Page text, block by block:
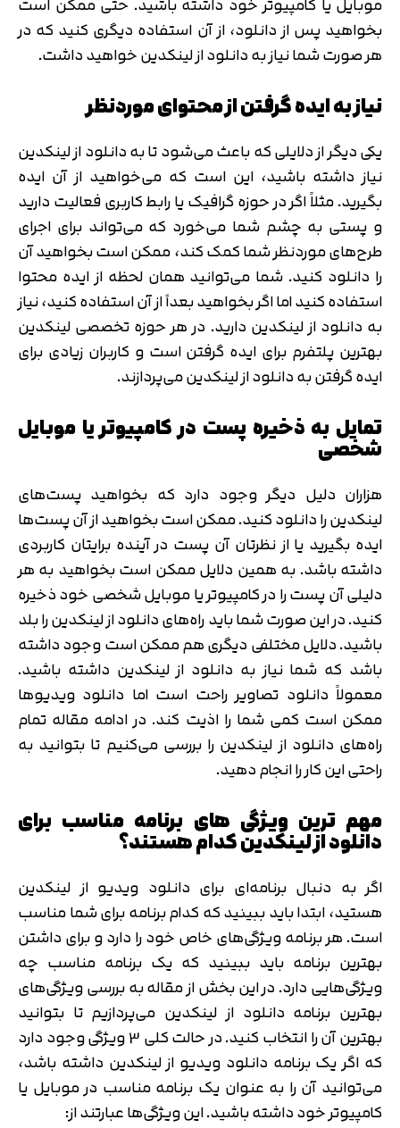
بخواهید پس از دانلود، از آن استفاده دیگری کنید که در
هر صورت شما نیاز به دانلود از لینکدین خواهید داشت.
نیاز به ایده گرفتن از محتوای موردنظر
یکی دیگر از دلایلی که باعث می‌شود تا به دانلود از لینکدین
نیاز داشته باشید، این است که می‌خواهید از آن ایده
بگیرید. مثلاً اگر در حوزه گرافیک یا رابط کاربری فعالیت دارید
و پستی به چشم شما می‌خورد که می‌تواند برای اجرای
طرح‌های موردنظر شما کمک کند، ممکن است بخواهید آن
را دانلود کنید. شما می‌توانید همان لحظه از ایده محتوا
استفاده کنید اما اگر بخواهید بعداً از آن استفاده کنید، نیاز
به دانلود از لینکدین دارید. در هر حوزه‌ تخصصی لینکدین
بهترین پلتفرم برای ایده گرفتن است و کاربران زیادی برای
ایده گرفتن به دانلود از لینکدین می‌پردازند.
تمایل به ذخیره پست در کامپیوتر یا موبایل
شخصی
هزاران دلیل دیگر وجود دارد که بخواهید پست‌های
لینکدین را دانلود کنید. ممکن است بخواهید از آن پست‌ها
ایده بگیرید یا از نظرتان آن پست در آینده برایتان کاربردی
داشته باشد. به همین دلایل ممکن است بخواهید به هر
دلیلی آن پست را در کامپیوتر یا موبایل شخصی خود ذخیره
کنید. در این صورت شما باید راه‌های دانلود از لینکدین را بلد
باشید. دلایل مختلفی دیگری هم ممکن است وجود داشته
باشد که شما نیاز به دانلود از لینکدین داشته باشید.
معمولاً دانلود تصاویر راحت است اما دانلود ویدیوها
ممکن است کمی شما را اذیت کند. در ادامه مقاله تمام
راه‌های دانلود از لینکدین را بررسی می‌کنیم تا بتوانید به
راحتی این کار را انجام دهید.
مهم ترین ویژگی های برنامه مناسب برای
دانلود از لینکدین کدام هستند؟
اگر به دنبال برنامه‌ای برای دانلود ویدیو از لینکدین
هستید، ابتدا باید ببینید که کدام برنامه برای شما مناسب
است. هر برنامه ویژگی‌های خاص خود را دارد و برای داشتن
بهترین برنامه باید ببینید که یک برنامه مناسب چه
ویژگی‌هایی دارد. در این بخش از مقاله به بررسی ویژگی‌های
بهترین برنامه دانلود از لینکدین می‌پردازیم تا بتوانید
بهترین آن را انتخاب کنید. در حالت کلی 3 ویژگی وجود دارد
که اگر یک برنامه دانلود ویدیو از لینکدین داشته باشد،
می‌توانید آن را به عنوان یک برنامه مناسب در موبایل یا
کامپیوتر خود داشته باشید. این ویژگی‌ها عبارتند از: